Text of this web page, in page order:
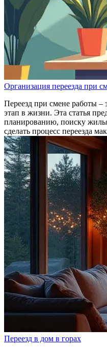
Организация переезда при
Переезд при смене работы
этап в жизни. Эта статья
планированию, поиску
сделать процесс переезда
Переезд в дом в горах